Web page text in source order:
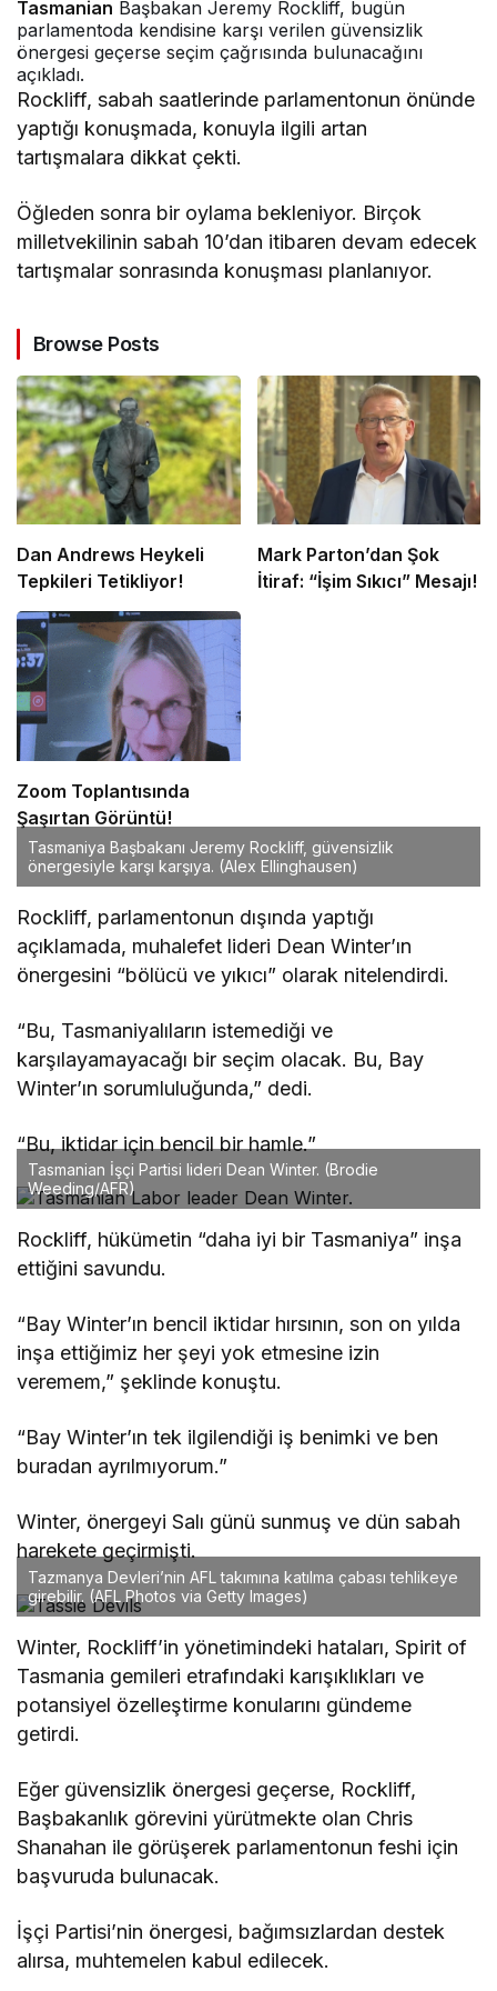
T asmanian Başbakan Jeremy Rockliff, bugün
parlamentoda kendisine karşı verilen güvensizlik
önergesi geçerse seçim çağrısında bulunacağını
açıkladı.
Rockliff, sabah saatlerinde parlamentonun önünde
yaptığı konuşmada, konuyla ilgili artan
tartışmalara dikkat çekti.
Öğleden sonra bir oylama bekleniyor. Birçok
milletvekilinin sabah 10’dan itibaren devam edecek
tartışmalar sonrasında konuşması planlanıyor.
Browse Posts
Dan Andrews Heykeli
Tepkileri Tetikliyor!
Mark Parton’dan Şok
İtiraf: “İşim Sıkıcı” Mesajı!
Zoom Toplantısında
Şaşırtan Görüntü!
Tasmaniya Başbakanı Jeremy Rockliff, güvensizlik
önergesiyle karşı karşıya. (Alex Ellinghausen)
Rockliff, parlamentonun dışında yaptığı
açıklamada, muhalefet lideri Dean Winter’ın
önergesini “bölücü ve yıkıcı” olarak nitelendirdi.
“Bu, Tasmaniyalıların istemediği ve
karşılayamayacağı bir seçim olacak. Bu, Bay
Winter’ın sorumluluğunda,” dedi.
“Bu, iktidar için bencil bir hamle.”
Tasmanian İşçi Partisi lideri Dean Winter. (Brodie
Weeding/AFR)
Rockliff, hükümetin “daha iyi bir Tasmaniya” inşa
ettiğini savundu.
“Bay Winter’ın bencil iktidar hırsının, son on yılda
inşa ettiğimiz her şeyi yok etmesine izin
veremem,” şeklinde konuştu.
“Bay Winter’ın tek ilgilendiği iş benimki ve ben
buradan ayrılmıyorum.”
Winter, önergeyi Salı günü sunmuş ve dün sabah
harekete geçirmişti.
Tazmanya Devleri’nin AFL takımına katılma çabası tehlikeye
girebilir. (AFL Photos via Getty Images)
Winter, Rockliff’in yönetimindeki hataları, Spirit of
Tasmania gemileri etrafındaki karışıklıkları ve
potansiyel özelleştirme konularını gündeme
getirdi.
Eğer güvensizlik önergesi geçerse, Rockliff,
Başbakanlık görevini yürütmekte olan Chris
Shanahan ile görüşerek parlamentonun feshi için
başvuruda bulunacak.
İşçi Partisi’nin önergesi, bağımsızlardan destek
alırsa, muhtemelen kabul edilecek.